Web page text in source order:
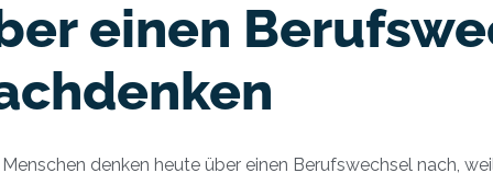
einen
denken heute über einen Berufswechsel nach,